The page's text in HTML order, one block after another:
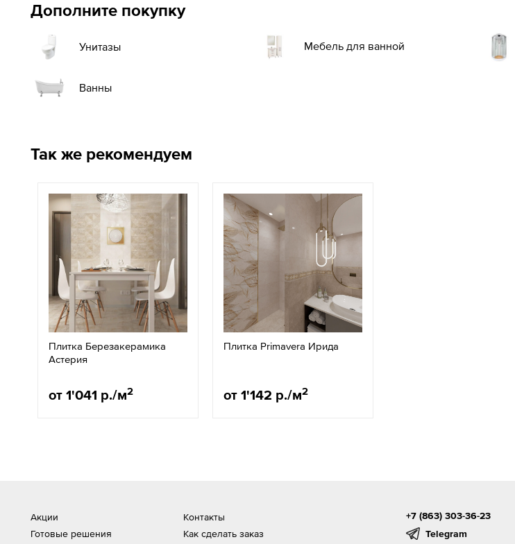
Дополните покупку
Унитазы Мебель для ванной
Ванны
Так же рекомендуем
Плитка Березакерамика
Астерия
от 1'041 р./м2
Плитка Primavera Ирида
от 1'142 р./м2
Акции
Готовые решения
Контакты
Как сделать заказ
+7 (863) 303-36-23
Telegram